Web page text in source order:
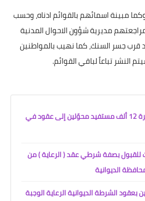
مبينة اسمائهم بالقوائم ادناه، وحسب
مديرية شؤون الاحوال المدنية
قرب جسر السنك، كما نهيب بالمواطنين
النشر تباعاً لباقي القوائم.
وزير العمل مباشرة 12 ألف مستفيد محوّلين إلى عقود في
للقبول بصفة شرطي عقد ( الرعاية ) من
الديوانية
الشرطة الديوانية الرعاية الوجبة